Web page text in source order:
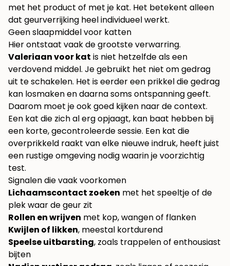
met het product of met je kat. Het betekent alleen
dat geurverrijking heel individueel werkt.
Geen slaapmiddel voor katten
Hier ontstaat vaak de grootste verwarring.
Valeriaan voor kat is niet hetzelfde als een
verdovend middel. Je gebruikt het niet om gedrag
uit te schakelen. Het is eerder een prikkel die gedrag
kan losmaken en daarna soms ontspanning geeft.
Daarom moet je ook goed kijken naar de context.
Een kat die zich al erg opjaagt, kan baat hebben bij
een korte, gecontroleerde sessie. Een kat die
overprikkeld raakt van elke nieuwe indruk, heeft juist
een rustige omgeving nodig waarin je voorzichtig
test.
Signalen die vaak voorkomen
Lichaamscontact zoeken met het speeltje of de
plek waar de geur zit
Rollen en wrijven met kop, wangen of flanken
Kwijlen of likken, meestal kortdurend
Speelse uitbarsting, zoals trappelen of enthousiast
bijten